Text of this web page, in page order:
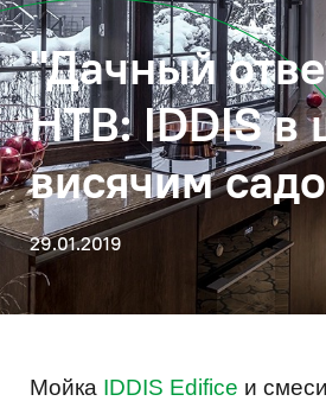
"Дачный
НТВ: IDDIS в
висячим
29.01.2019
Мойка IDDIS Edifice и